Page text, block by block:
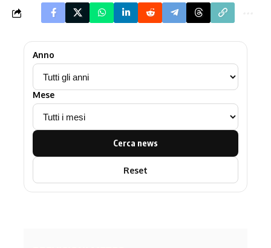
Anno
Mese
Cerca news
Reset